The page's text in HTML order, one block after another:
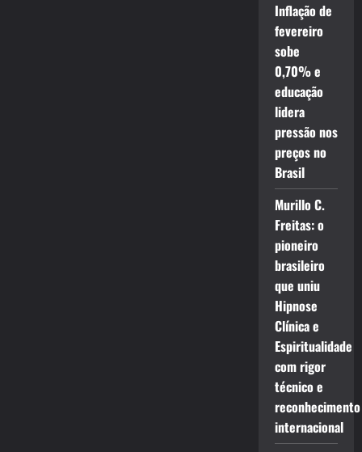
Inflação de
fevereiro
sobe
0,70% e
educação
lidera
pressão nos
preços no
Brasil
Murillo C.
Freitas: o
pioneiro
brasileiro
que uniu
Hipnose
Clínica e
Espiritualidade
com rigor
técnico e
reconhecimento
internacional